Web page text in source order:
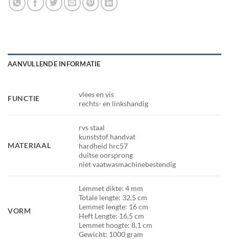
AANVULLENDE INFORMATIE
FUNCTIE
vlees en vis
rechts- en linkshandig
MATERIAAL
rvs staal
kunststof handvat
hardheid hrc57
duitse oorsprong
niet vaatwasmachinebestendig
VORM
Lemmet dikte: 4 mm
Totale lengte: 32,5 cm
Lemmet lengte: 16 cm
Heft Lengte: 16,5 cm
Lemmet hoogte: 8,1 cm
Gewicht: 1000 gram